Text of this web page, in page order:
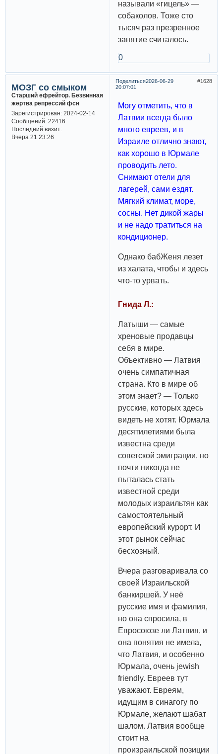
называли «гицель» —
собаколов. Тоже сто
тысяч раз презренное
занятие считалось.
0
Поделиться 1628
2026-06-29
20:07:01
МОЗГ со смыком
Старший ефрейтор. Безвинная
жертва репрессий фсн
Зарегистрирован: 2024-02-14
Сообщений:22416
Последний визит:
Вчера 21:23:26
Могу отметить, что в
Латвии всегда было
много евреев, и в
Израиле отлично знают,
как хорошо в Юрмале
проводить лето.
Снимают отели для
лагерей, сами ездят.
Мягкий климат, море,
сосны. Нет дикой жары
и не надо тратиться на
кондиционер.
Однако бабЖеня лезет
из халата, чтобы и здесь
что-то урвать.
Гнида Л.:
Латыши — самые
хреновые продавцы
себя в мире.
Объективно — Латвия
очень симпатичная
страна. Кто в мире об
этом знает? — Только
русские, которых здесь
видеть не хотят. Юрмала
десятилетиями была
известна среди
советской эмиграции, но
почти никогда не
пыталась стать
известной среди
молодых израильтян как
самостоятельный
европейский курорт. И
этот рынок сейчас
бесхозный.
Вчера разговаривала со
своей Израильской
банкиршей. У неё
русские имя и фамилия,
но она спросила, в
Евросоюзе ли Латвия, и
она понятия не имела,
что Латвия, и особенно
Юрмала, очень jewish
friendly. Евреев тут
уважают. Евреям,
идущим в синагогу по
Юрмале, желают шабат
шалом. Латвия вообще
стоит на
произраильской позиции